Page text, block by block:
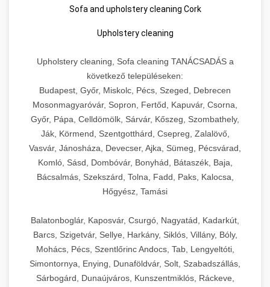
Sofa and upholstery cleaning Cork
Upholstery cleaning
Upholstery cleaning, Sofa cleaning TANÁCSADÁS a
következő településeken:
Budapest, Győr, Miskolc, Pécs, Szeged, Debrecen
Mosonmagyaróvár, Sopron, Fertőd, Kapuvár, Csorna,
Győr, Pápa, Celldömölk, Sárvár, Kőszeg, Szombathely,
Ják, Körmend, Szentgotthárd, Csepreg, Zalalövő,
Vasvár, Jánosháza, Devecser, Ajka, Sümeg, Pécsvárad,
Komló, Sásd, Dombóvár, Bonyhád, Bátaszék, Baja,
Bácsalmás, Szekszárd, Tolna, Fadd, Paks, Kalocsa,
Hőgyész, Tamási
Balatonboglár, Kaposvár, Csurgó, Nagyatád, Kadarkút,
Barcs, Szigetvár, Sellye, Harkány, Siklós, Villány, Bóly,
Mohács, Pécs, Szentlőrinc Andocs, Tab, Lengyeltóti,
Simontornya, Enying, Dunaföldvár, Solt, Szabadszállás,
Sárbogárd, Dunaújváros, Kunszentmiklós, Ráckeve,